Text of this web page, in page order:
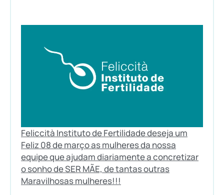
Feliccità Instituto de Fertilidade deseja um
Feliz 08 de março as mulheres da nossa
equipe que ajudam diariamente a concretizar
o sonho de SER MÃE, de tantas outras
Maravilhosas mulheres!!!